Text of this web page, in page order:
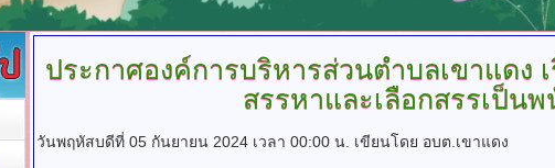
ประกาศองค์การบริหารส่วนตำบลเขาแดง
สรรหาและเลือกสรรเป็นพ
วันพฤหัสบดีที่ 05 กันยายน 2024 เวลา 00:00 น. เขียนโดย อบต.เขาแดง